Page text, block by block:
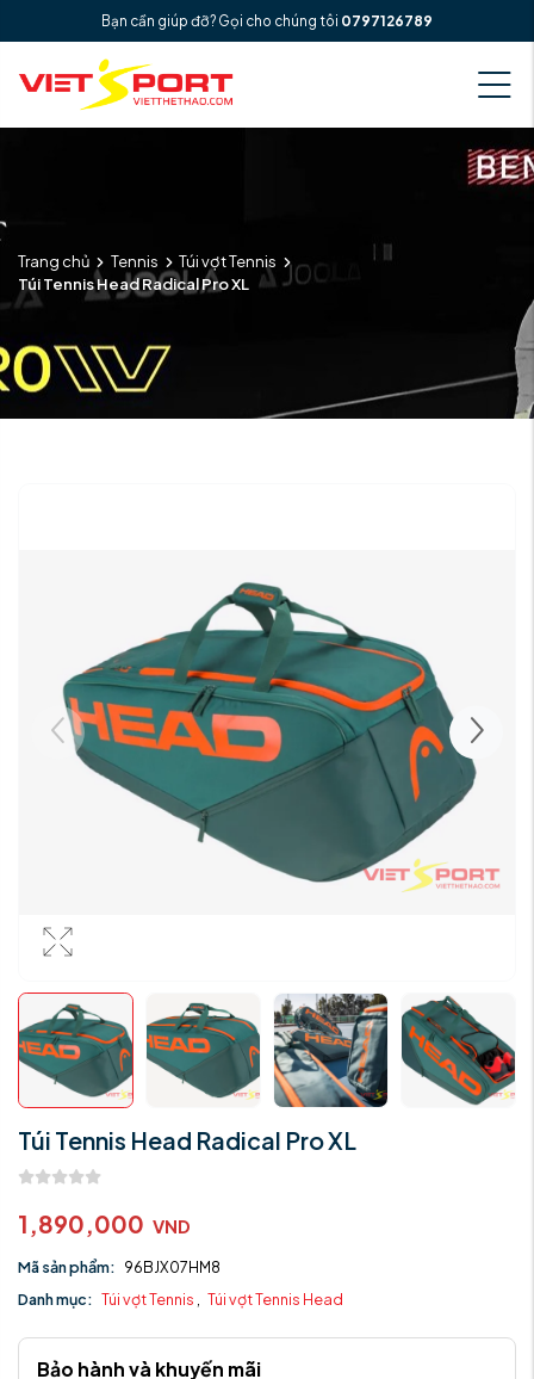
Bạn cần giúp đỡ? Gọi cho chúng tôi 0797126789
Trang chủ Tennis
Túi vợt Tennis
Túi Tennis Head Radical Pro XL
Túi Tennis Head Radical Pro XL
1,890,000 VND
Mã sản phẩm: 96BJX07HM8
Danh mục: Túi vợt Tennis , Túi vợt Tennis Head
Bảo hành và khuyến mãi